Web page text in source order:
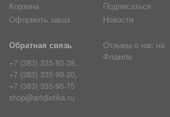
Корзина
Оформить заказ
Подписаться
Новости
Обратная связь
+7 (383) 335-93-38,
+7 (383) 335-99-20,
+7 (383) 335-95-75
shop@artdietika.ru
Отзывы о нас на
Флампе